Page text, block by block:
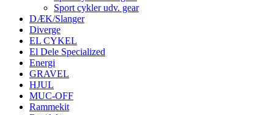
Sport cykler udv. gear
DÆK/Slanger
Diverge
EL CYKEL
El Dele Specialized
Energi
GRAVEL
HJUL
MUC-OFF
Rammekit